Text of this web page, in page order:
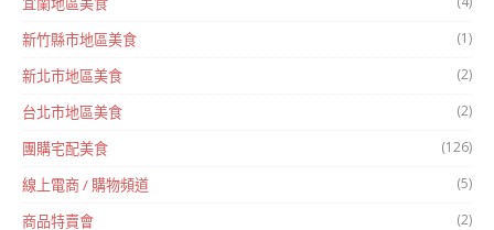
新竹縣市地區美食 (1)
新北市地區美食 (2)
台北市地區美食 (2)
團購宅配美食 (126)
線上電商 / 購物頻道 (5)
商品特賣會 (2)